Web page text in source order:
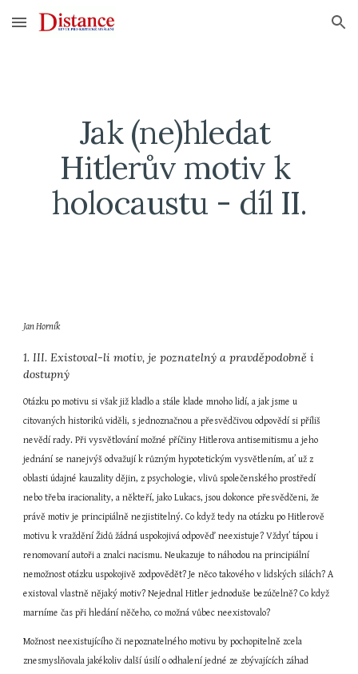
Skip to main content Skip to navigation
Jak (ne)hledat
Hitlerův motiv k
holocaustu - díl II.
Jan Horník
1. III. Existoval-li motiv, je poznatelný a pravděpodobně i
dostupný
Otázku po motivu si však již kladlo a stále klade mnoho lidí, a jak jsme u
citovaných historiků viděli, s jednoznačnou a přesvědčivou odpovědí si příliš
nevědí rady. Při vysvětlování možné příčiny Hitlerova antisemitismu a jeho
jednání se nanejvýš odvažují k různým hypotetickým vysvětlením, ať už z
oblasti údajné kauzality dějin, z psychologie, vlivů společenského prostředí
nebo třeba iracionality, a někteří, jako Lukacs, jsou dokonce přesvědčeni, že
právě motiv je principiálně nezjistitelný. Co když tedy na otázku po Hitlerově
motivu k vraždění Židů žádná uspokojivá odpověď neexistuje? Vždyť tápou i
renomovaní autoři a znalci nacismu. Neukazuje to náhodou na principiální
nemožnost otázku uspokojivě zodpovědět? Je něco takového v lidských silách? A
existoval vlastně nějaký motiv? Nejednal Hitler jednoduše bezúčelně? Co když
marníme čas při hledání něčeho, co možná vůbec neexistovalo?
Možnost neexistujícího či nepoznatelného motivu by pochopitelně zcela
znesmyslňovala jakékoliv další úsilí o odhalení jedné ze zbývajících záhad